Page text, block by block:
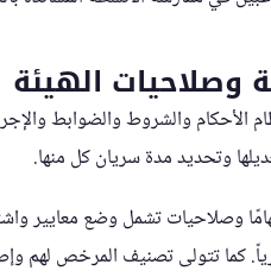
وصلاحيات الهيئة
الأحكام والشروط والضوابط
وتحديد مدة سريان كل منها.
وصلاحيات تشمل وضع معايير
كما تتولى تصنيف المرخص